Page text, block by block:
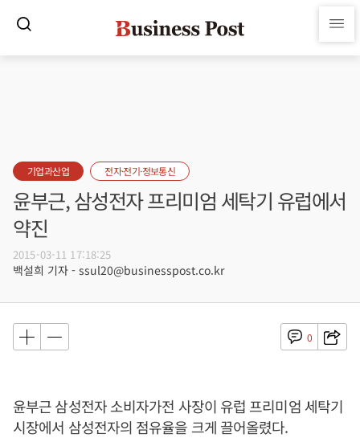
기업과산업 전자·전기·정보통신
윤부근, 삼성전자 프리미엄 세탁기 유럽에서
약진
2015-03-11 17:18:25
백설희 기자 - ssul20@businesspost.co.kr
0
윤부근 삼성전자 소비자가전 사장이 유럽 프리미엄 세탁기
시장에서 삼성전자의 점유율을 크게 끌어올렸다.